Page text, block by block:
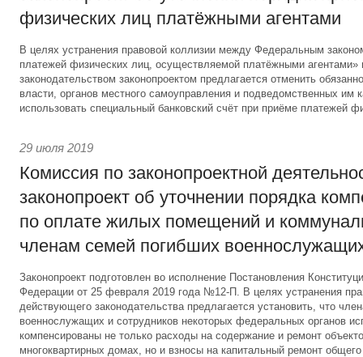
физических лиц платёжными агентами
В целях устранения правовой коллизии между Федеральным
платежей физических лиц, осуществляемой платёжными
законодательством законопроектом предлагается отменить
власти, органов местного самоуправления и подведомственных им
использовать специальный банковский счёт при приёме платежей
29 июля 2019
Комиссия по законопроектной
законопроект об уточнении порядка
по оплате жилых помещений и
членам семей погибших
Законопроект подготовлен во исполнение Постановления
Федерации от 25 февраля 2019 года №12-П. В целях устранения
действующего законодательства предлагается установить, что
военнослужащих и сотрудников некоторых федеральных органов
компенсированы не только расходы на содержание и ремонт
многоквартирных домах, но и взносы на капитальный ремонт